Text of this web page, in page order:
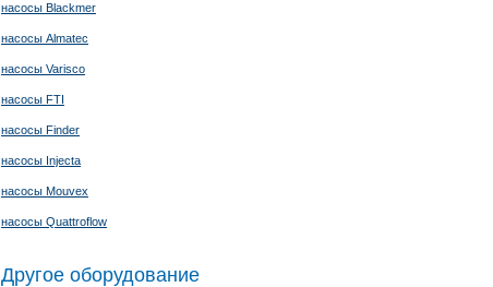
насосы Blackmer
насосы Almatec
насосы Varisco
насосы FTI
насосы Finder
насосы Injecta
насосы Mouvex
насосы Quattroflow
Другое оборудование